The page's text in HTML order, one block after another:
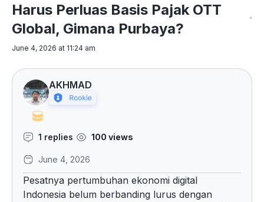
Harus Perluas Basis Pajak OTT
Global, Gimana Purbaya?
June 4, 2026 at 11:24 am
AKHMAD
1 replies 100 views
June 4, 2026
Pesatnya pertumbuhan ekonomi digital
Indonesia belum berbanding lurus dengan